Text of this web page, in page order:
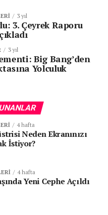
hangisi?
| |Teknologya
KAYGILARI
3 yıl
3. Çeyrek Raporu
3 yıl
Big Bang’den
Yolculuk
4 hafta
Neden Ekranınızı
İstiyor?
4 hafta
Yeni Cephe Açıldı